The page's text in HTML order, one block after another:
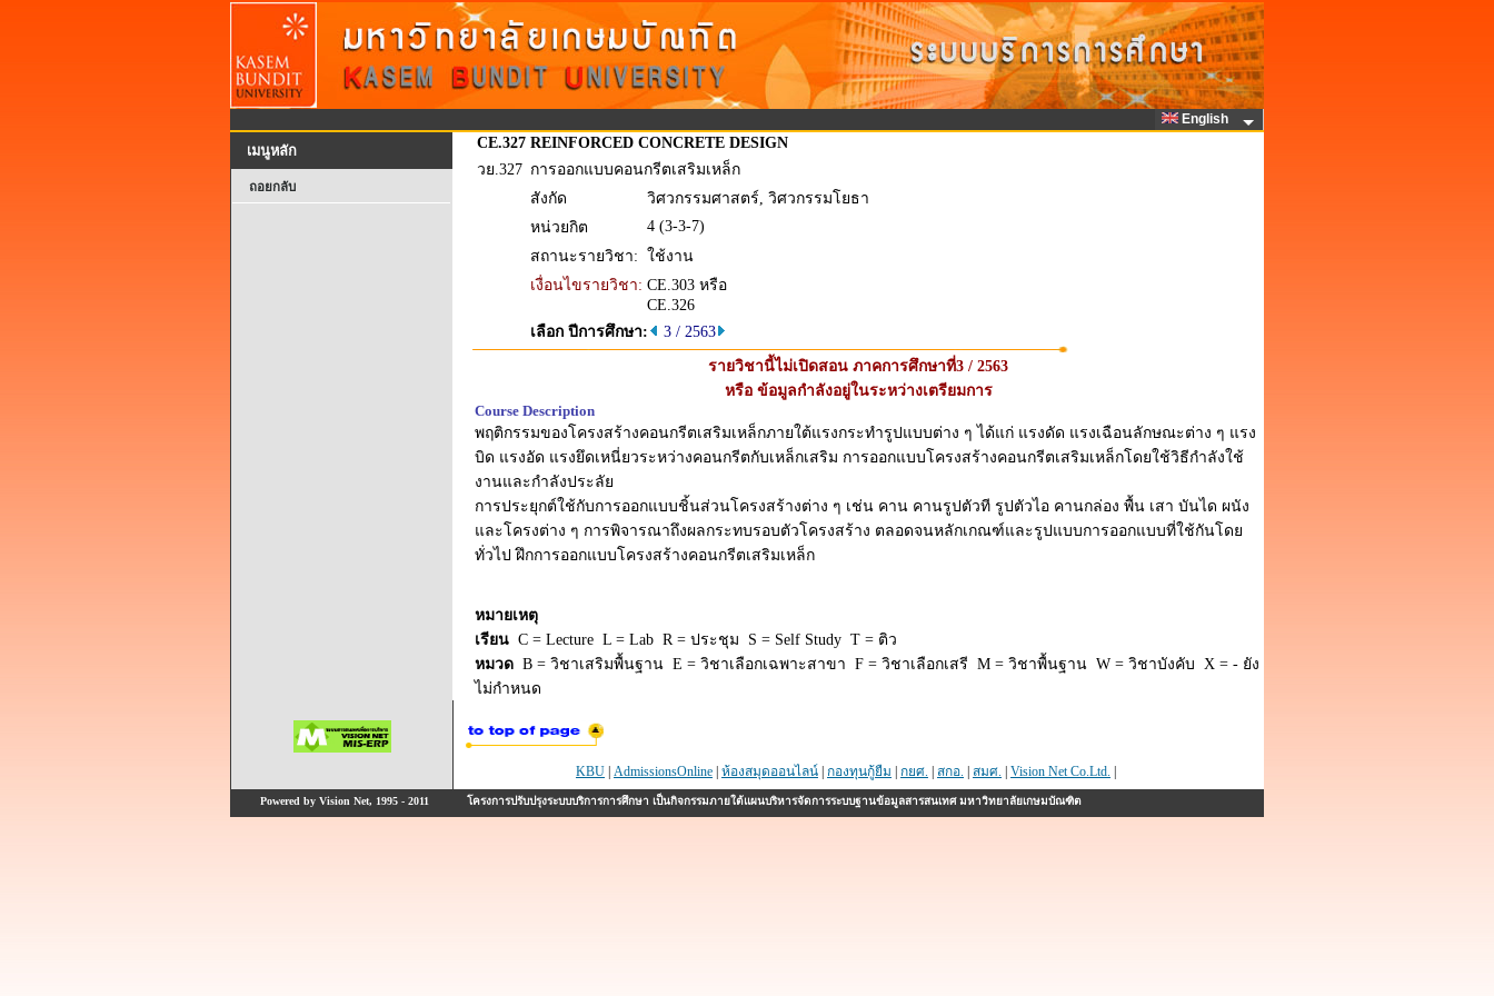
English
เมนูหลัก
ถอยกลับ
CE.327 REINFORCED CONCRETE DESIGN
วย.327 การออกแบบคอนกรีตเสริมเหล็ก
สังกัด
วิศวกรรมศาสตร์, วิศวกรรมโยธา
หน่วยกิต
4 (3-3-7)
สถานะรายวิชา: ใช้งาน
เงื่อนไขรายวิชา: CE.303 หรือ
CE.326
เลือก ปีการศึกษา:
3 / 2563
รายวิชานี้ไม่เปิดสอน ภาคการศึกษาที่3 / 2563
หรือ ข้อมูลกำลังอยู่ในระหว่างเตรียมการ
Course Description
พฤติกรรมของโครงสร้างคอนกรีตเสริมเหล็กภายใต้แรงกระทำรูปแบบต่าง ๆ ได้แก่ แรงดัด แรงเฉือนลักษณะต่าง ๆ แรง
บิด แรงอัด แรงยึดเหนี่ยวระหว่างคอนกรีตกับเหล็กเสริม การออกแบบโครงสร้างคอนกรีตเสริมเหล็กโดยใช้วิธีกำลังใช้
งานและกำลังประลัย
การประยุกต์ใช้กับการออกแบบชิ้นส่วนโครงสร้างต่าง ๆ เช่น คาน คานรูปตัวที รูปตัวไอ คานกล่อง พื้น เสา บันได ผนัง
และโครงต่าง ๆ การพิจารณาถึงผลกระทบรอบตัวโครงสร้าง ตลอดจนหลักเกณฑ์และรูปแบบการออกแบบที่ใช้กันโดย
ทั่วไป ฝึกการออกแบบโครงสร้างคอนกรีตเสริมเหล็ก
หมายเหตุ
เรียน C = Lecture L = Lab R = ประชุม S = Self Study T = ติว
หมวด B = วิชาเสริมพื้นฐาน E = วิชาเลือกเฉพาะสาขา F = วิชาเลือกเสรี M = วิชาพื้นฐาน W = วิชาบังคับ X = - ยัง
ไม่กำหนด
KBU AdmissionsOnline ห้องสมุดออนไลน์ กองทุนกู้ยืม กยศ. สกอ. สมศ. Vision Net Co.Ltd.
Powered by Vision Net, 1995 - 2011 โครงการปรับปรุงระบบบริการการศึกษา เป็นกิจกรรมภายใต้แผนบริหารจัดการระบบฐานข้อมูลสารสนเทศ มหาวิทยาลัยเกษมบัณฑิต